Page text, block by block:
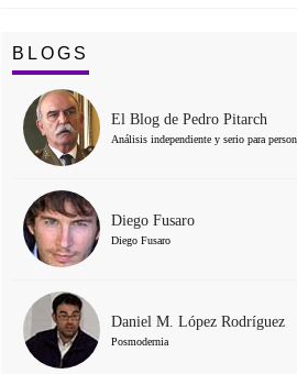
BLOGS
El Blog de Pedro Pitarch
Análisis independiente y serio para
Diego Fusaro
Diego Fusaro
Daniel M. López Rodríguez
Posmodernia